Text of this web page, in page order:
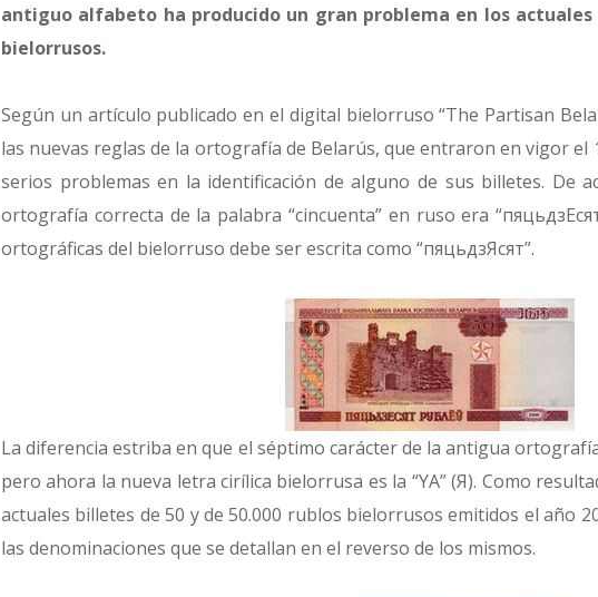
antiguo alfabeto ha producido un gran problema en los actuales
bielorrusos.
Según un artículo publicado en el digital bielorruso “The Partisan
las nuevas reglas de la ortografía de Belarús, que entraron en vigor el
serios problemas en la identificación de alguno de sus billetes. De
ortografía correcta de la palabra “cincuenta” en ruso era
ortográficas del bielorruso debe ser escrita como “пяцьдзЯсят”.
La diferencia estriba en que el séptimo carácter de la antigua
pero ahora la nueva letra cirílica bielorrusa es la “YA” (Я). Como
actuales billetes de 50 y de 50.000 rublos bielorrusos emitidos el año
las denominaciones que se detallan en el reverso de los mismos.